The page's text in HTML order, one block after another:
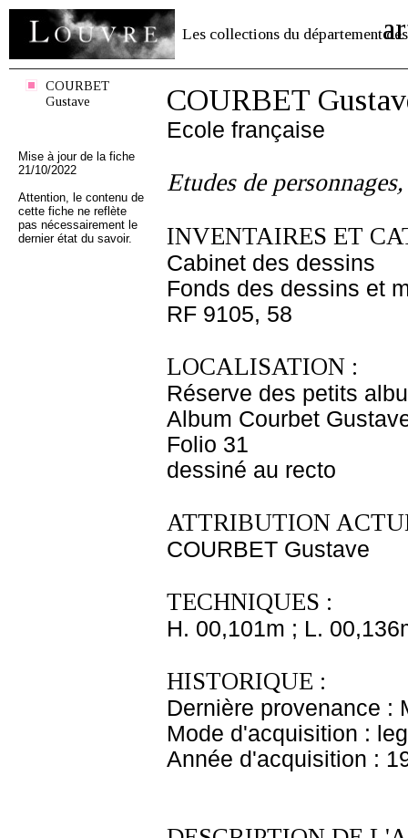
Les collections du département des
COURBET
Gustave
Mise à jour de la fiche
21/10/2022
Attention, le contenu de
cette fiche ne reflète
pas nécessairement le
dernier état du savoir.
COURBET
Ecole française
Etudes de
INVENTAIRES ET
Cabinet des dessins
Fonds des dessins et
RF 9105, 58
LOCALISATION :
Réserve des petits
Album Courbet
Folio 31
dessiné au recto
ATTRIBUTION
COURBET Gustave
TECHNIQUES :
H. 00,101m ; L.
HISTORIQUE :
Dernière provenance :
Mode d'acquisition :
Année d'acquisition :